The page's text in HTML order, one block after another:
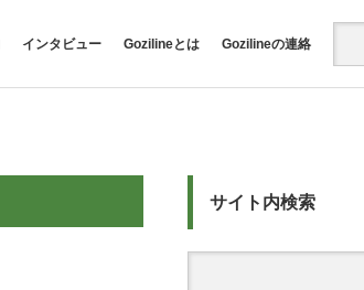
インタビュー Gozilineとは Gozilineの連絡
サイト内検索